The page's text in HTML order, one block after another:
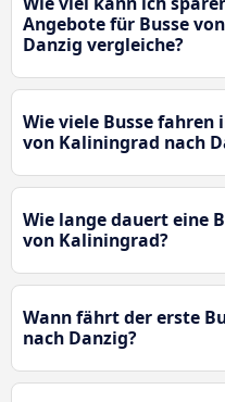
Angebote für Busse
Danzig vergleiche?
Wie viele Busse fahren
von Kaliningrad nach
Wie lange dauert eine
von Kaliningrad?
Wann fährt der erste
nach Danzig?